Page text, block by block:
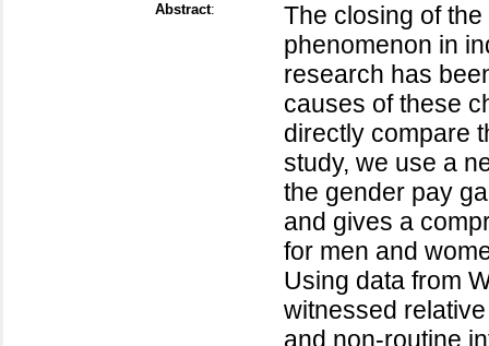
Abstract:
The closing of
phenomenon in
research has
causes of these
directly compare
study, we use a
the gender pay
and gives a
for men and
Using data from
witnessed
and non-routine